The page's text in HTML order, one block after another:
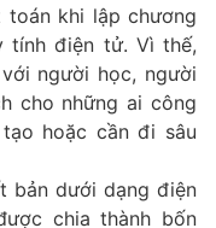
khi lập chương
tính điện tử. Vì thế,
người học, người
cho những ai công
hoặc cần đi sâu
bản dưới dạng điện
chia thành bốn